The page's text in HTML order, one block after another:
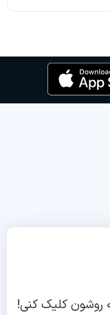
روشون کلیک کنی!